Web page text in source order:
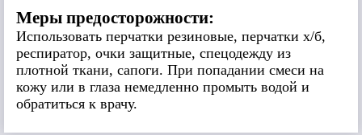
Меры предосторожности:
Использовать перчатки резиновые, перчатки х/б,
респиратор, очки защитные, спецодежду из
плотной ткани, сапоги. При попадании смеси на
кожу или в глаза немедленно промыть водой и
обратиться к врачу.